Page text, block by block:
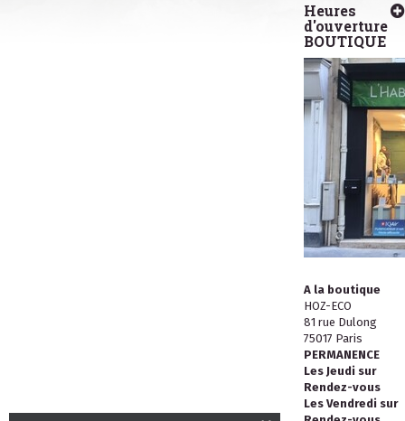
Heures
d'ouverture
BOUTIQUE
A la boutique
HOZ-ECO
81 rue Dulong
75017 Paris
PERMANENCE
Les Jeudi sur
Rendez-vous
Les Vendredi sur